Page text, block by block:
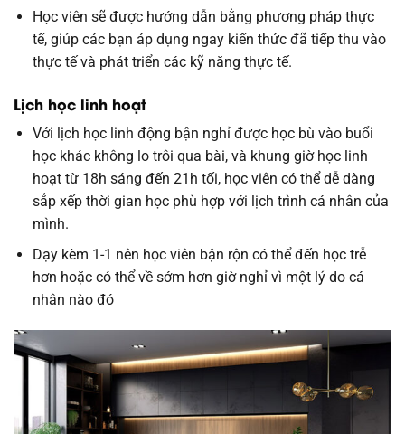
Học viên sẽ được hướng dẫn bằng phương pháp thực
tế, giúp các bạn áp dụng ngay kiến thức đã tiếp thu vào
thực tế và phát triển các kỹ năng thực tế.
Lịch học linh hoạt
Với lịch học linh động bận nghỉ được học bù vào buổi
học khác không lo trôi qua bài, và khung giờ học linh
hoạt từ 18h sáng đến 21h tối, học viên có thể dễ dàng
sắp xếp thời gian học phù hợp với lịch trình cá nhân của
mình.
Dạy kèm 1-1 nên học viên bận rộn có thể đến học trễ
hơn hoặc có thể về sớm hơn giờ nghỉ vì một lý do cá
nhân nào đó